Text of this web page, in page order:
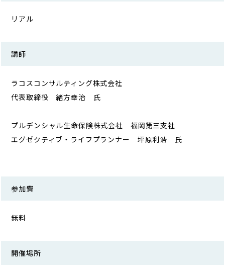
リアル
講師
ラコスコンサルティング株式会社
代表取締役 緒方幸治 氏
プルデンシャル生命保険株式会社 福岡第三支社
エグゼクティブ・ライフプランナー 坪原利浩 氏
参加費
無料
開催場所